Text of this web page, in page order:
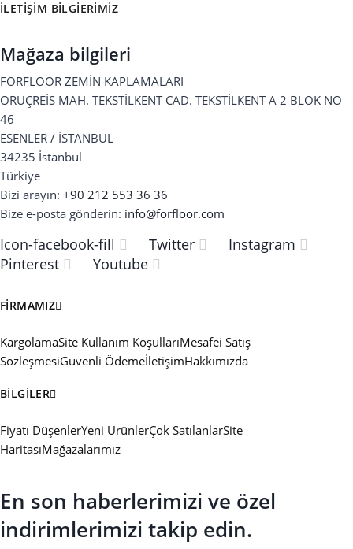
İLETIŞIM BILGIERIMIZ
Mağaza bilgileri
FORFLOOR ZEMİN KAPLAMALARI
ORUÇREİS MAH. TEKSTİLKENT CAD. TEKSTİLKENT A 2 BLOK NO
46
ESENLER / İSTANBUL
34235 İstanbul
Türkiye
Bizi arayın: +90 212 553 36 36
Bize e-posta gönderin: info@forfloor.com
Icon-facebook-fill Twitter
Instagram
Pinterest
Youtube
FIRMAMIZ
KargolamaSite Kullanım KoşullarıMesafei Satış
SözleşmesiGüvenli ÖdemeİletişimHakkımızda
BILGILER
Fiyatı DüşenlerYeni ÜrünlerÇok SatılanlarSite
HaritasıMağazalarımız
En son haberlerimizi ve özel
indirimlerimizi takip edin.